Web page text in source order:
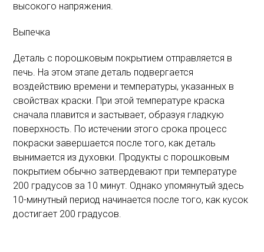
высокого напряжения.
Выпечка
Деталь с порошковым покрытием отправляется в
печь. На этом этапе деталь подвергается
воздействию времени и температуры, указанных в
свойствах краски. При этой температуре краска
сначала плавится и застывает, образуя гладкую
поверхность. По истечении этого срока процесс
покраски завершается после того, как деталь
вынимается из духовки. Продукты с порошковым
покрытием обычно затвердевают при температуре
200 градусов за 10 минут. Однако упомянутый здесь
10-минутный период начинается после того, как кусок
достигает 200 градусов.